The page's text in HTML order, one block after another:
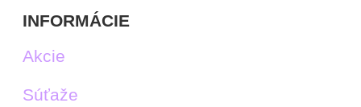
INFORMÁCIE
Akcie
Súťaže